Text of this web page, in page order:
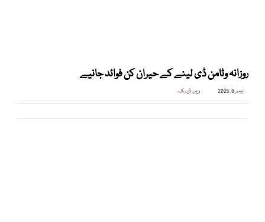
روزانہ وٹامن ڈی لینے کے حیران کن فوائد جانیے
نومبر 8, 2025 ویب ڈیسک